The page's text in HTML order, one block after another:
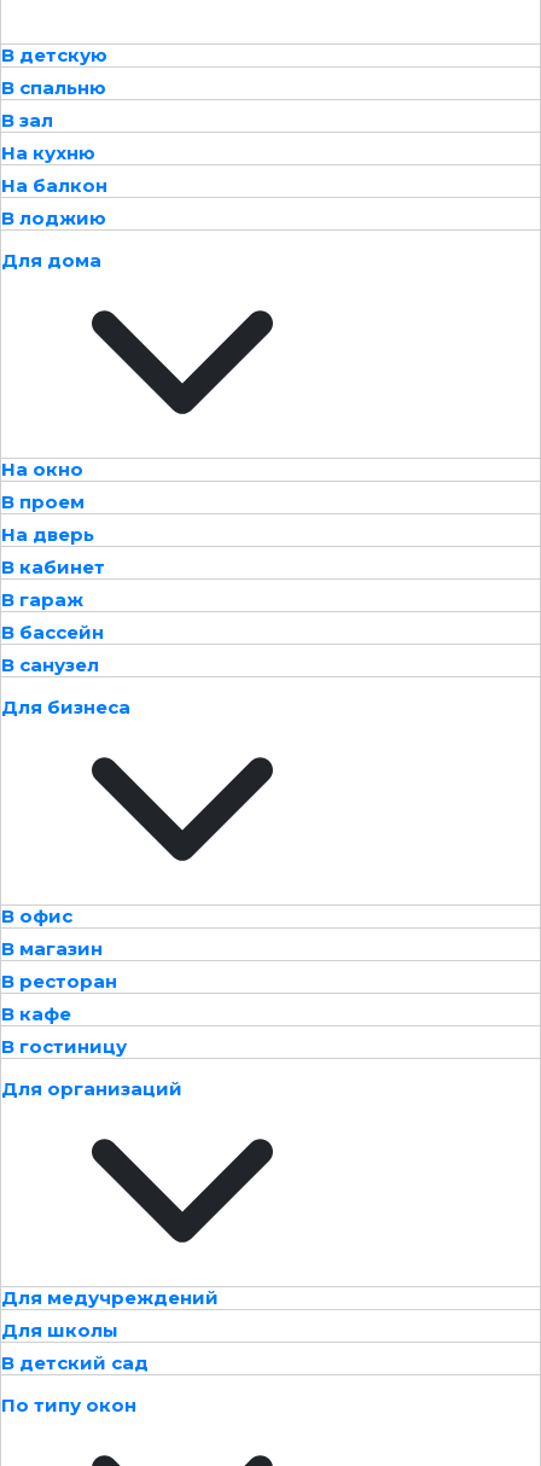
В детскую
В спальню
В зал
На кухню
На балкон
В лоджию
Для дома
На окно
В проем
На дверь
В кабинет
В гараж
В бассейн
В санузел
Для бизнеса
В офис
В магазин
В ресторан
В кафе
В гостиницу
Для организаций
Для медучреждений
Для школы
В детский сад
По типу окон